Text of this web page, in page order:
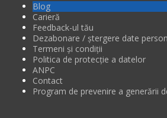
Blog
Carieră
Feedback-ul tău
Dezabonare / ștergere date
Termeni și condiții
Politica de protecție a datelor
ANPC
Contact
Program de prevenire a generării